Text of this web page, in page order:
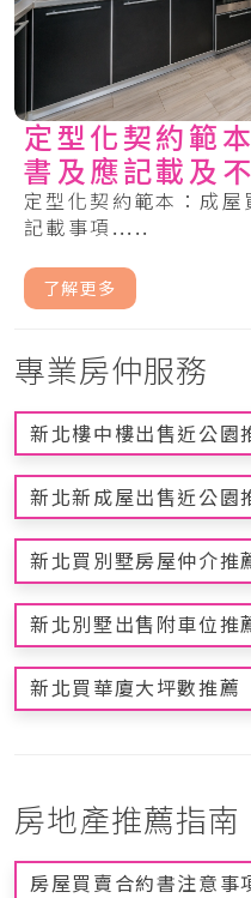
定型化契約範
書及應記載及
定型化契約範本：成
記載事項.....
了解更多
專業房仲服務
新北樓中樓出售近公園
新北新成屋出售近公園
新北買別墅房屋仲介推
新北別墅出售附車位推
新北買華廈大坪數推薦
房地產推薦指南
房屋買賣合約書注意事